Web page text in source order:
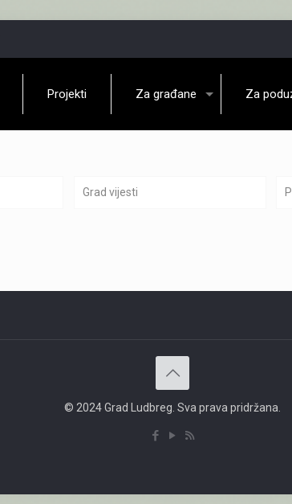
Projekti Za građane Za
Grad vijesti
© 2024 Grad Ludbreg. Sva prava pridržana.